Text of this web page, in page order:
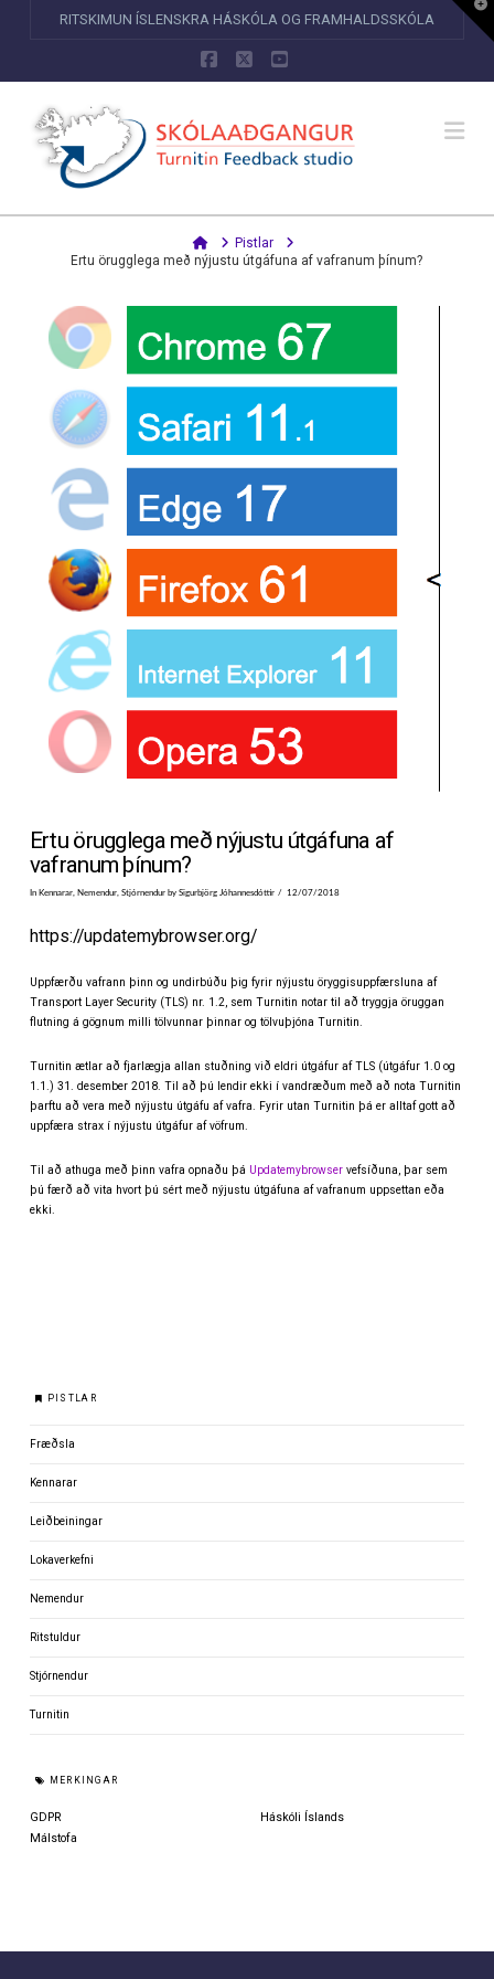
RITSKIMUN ÍSLENSKRA HÁSKÓLA OG FRAMHALDSSKÓLA
Facebook
X YouTube
HomePistlar
Ertu örugglega með nýjustu útgáfuna af vafranum þínum?
Ertu örugglega með nýjustu útgáfuna af
vafranum þínum?
In Kennarar, Nemendur, Stjórnendurby Sigurbjörg Jóhannesdóttir 12/07/2018
https://updatemybrowser.org/
Uppfærðu vafrann þinn og undirbúðu þig fyrir nýjustu öryggisuppfærsluna af
Transport Layer Security (TLS) nr. 1.2, sem Turnitin notar til að tryggja öruggan
flutning á gögnum milli tölvunnar þinnar og tölvuþjóna Turnitin.
Turnitin ætlar að fjarlægja allan stuðning við eldri útgáfur af TLS (útgáfur 1.0 og
1.1.) 31. desember 2018. Til að þú lendir ekki í vandræðum með að nota Turnitin
þarftu að vera með nýjustu útgáfu af vafra. Fyrir utan Turnitin þá er alltaf gott að
uppfæra strax í nýjustu útgáfur af vöfrum.
Til að athuga með þinn vafra opnaðu þá Updatemybrowservefsíðuna, þar sem
þú færð að vita hvort þú sért með nýjustu útgáfuna af vafranum uppsettan eða
ekki.
PISTLAR
Fræðsla
Kennarar
Leiðbeiningar
Lokaverkefni
Nemendur
Ritstuldur
Stjórnendur
Turnitin
MERKINGAR
GDPR
Háskóli Íslands
Málstofa